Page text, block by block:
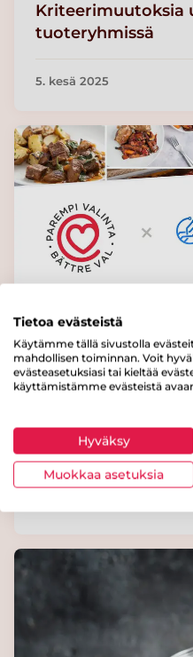
Kriteerimuutoksia
tuoteryhmissä
5. kesä 2025
Sydänmerkki-
Lounastajasta
Tietoa evästeistä
Käytämme tällä sivustolla
mahdollisen toiminnan. Voit
evästeasetuksiasi tai kieltää
käyttämistämme evästeistä
Hyväksy
Muokkaa asetuksia